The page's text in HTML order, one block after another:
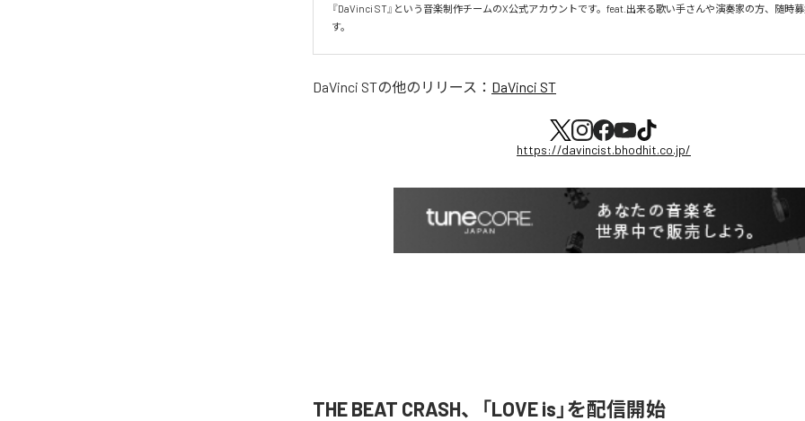
『DaVinci ST』という音楽制作チームのX公式アカウントです。feat.出来る歌い手さんや演奏家の方、随時
す。
DaVinci STの他のリリース： DaVinci ST
https://davincist.bhodhit.co.jp/
THE BEAT CRASH、「LOVE is」を配信開始